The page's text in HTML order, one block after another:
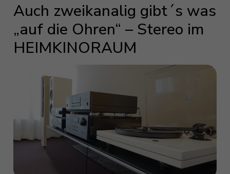
Auch zweikanalig gibt´s was
„auf die Ohren“ – Stereo im
HEIMKINORAUM